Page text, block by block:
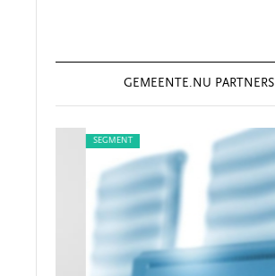
GEMEENTE.NU PARTNERS
SEGMENT